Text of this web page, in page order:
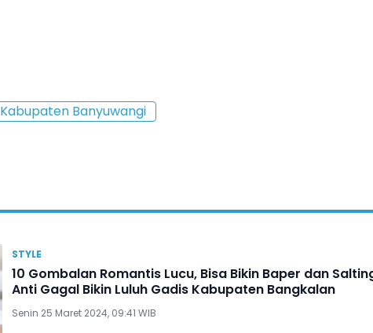
Kabupaten Banyuwangi
STYLE
10 Gombalan Romantis Lucu, Bisa Bikin Baper dan
Anti Gagal Bikin Luluh Gadis Kabupaten Bangkalan
Senin 25 Maret 2024, 09:41 WIB